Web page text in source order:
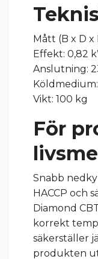
Mått (B x D
Effekt: 0,82
Anslutning:
Vikt: 100 kg
För
Snabb
HACCP och
Diamond
korrekt
säkerställer
produkten